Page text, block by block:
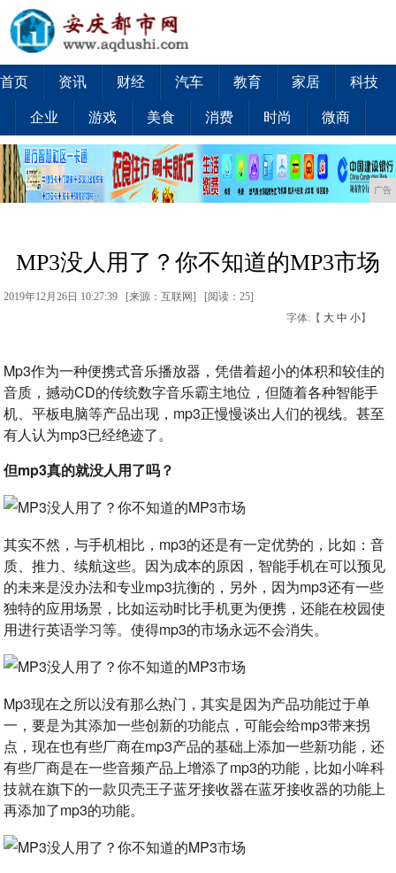
首页 资讯 财经 汽车 教育 家居 科技
企业 游戏 美食 消费 时尚 微商
广告
MP3没人用了？你不知道的MP3市场
2019年12月26日 10:27:39 [来源：互联网] [阅读：25]
字体:【 大 中 小】
Mp3作为一种便携式音乐播放器，凭借着超小的体积和较佳的
音质，撼动CD的传统数字音乐霸主地位，但随着各种智能手
机、平板电脑等产品出现，mp3正慢慢谈出人们的视线。甚至
有人认为mp3已经绝迹了。
但mp3真的就没人用了吗？
其实不然，与手机相比，mp3的还是有一定优势的，比如：音
质、推力、续航这些。因为成本的原因，智能手机在可以预见
的未来是没办法和专业mp3抗衡的，另外，因为mp3还有一些
独特的应用场景，比如运动时比手机更为便携，还能在校园使
用进行英语学习等。使得mp3的市场永远不会消失。
Mp3现在之所以没有那么热门，其实是因为产品功能过于单
一，要是为其添加一些创新的功能点，可能会给mp3带来拐
点，现在也有些厂商在mp3产品的基础上添加一些新功能，还
有些厂商是在一些音频产品上增添了mp3的功能，比如小哞科
技就在旗下的一款贝壳王子蓝牙接收器在蓝牙接收器的功能上
再添加了mp3的功能。